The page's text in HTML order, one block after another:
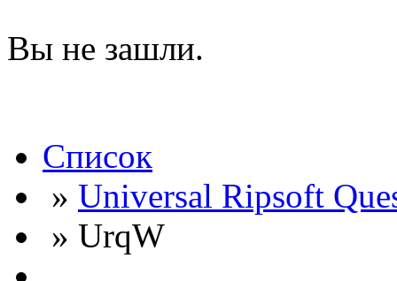
Вы не зашли.
Список
» Universal Ripsoft
» UrqW